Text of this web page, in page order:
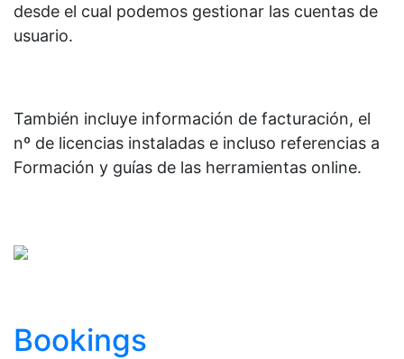
desde el cual podemos gestionar las cuentas de
usuario.
También incluye información de facturación, el
nº de licencias instaladas e incluso referencias a
Formación y guías de las herramientas online.
Bookings